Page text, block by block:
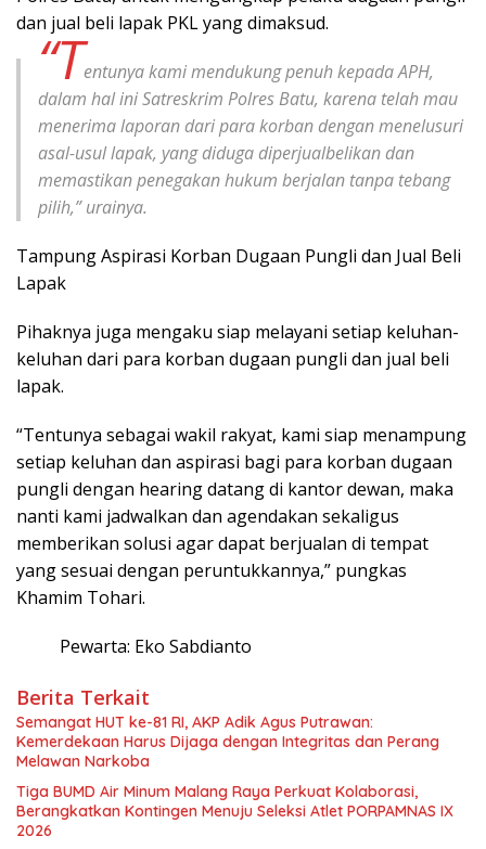
dan jual beli lapak PKL yang dimaksud.
“Tentunya kami mendukung penuh kepada APH,
dalam hal ini Satreskrim Polres Batu, karena telah mau
menerima laporan dari para korban dengan menelusuri
asal-usul lapak, yang diduga diperjualbelikan dan
memastikan penegakan hukum berjalan tanpa tebang
pilih,” urainya.
Tampung Aspirasi Korban Dugaan Pungli dan Jual Beli
Lapak
Pihaknya juga mengaku siap melayani setiap keluhan-
keluhan dari para korban dugaan pungli dan jual beli
lapak.
“Tentunya sebagai wakil rakyat, kami siap menampung
setiap keluhan dan aspirasi bagi para korban dugaan
pungli dengan hearing datang di kantor dewan, maka
nanti kami jadwalkan dan agendakan sekaligus
memberikan solusi agar dapat berjualan di tempat
yang sesuai dengan peruntukkannya,” pungkas
Khamim Tohari.
Pewarta: Eko Sabdianto
Berita Terkait
Semangat HUT ke-81 RI, AKP Adik Agus Putrawan:
Kemerdekaan Harus Dijaga dengan Integritas dan Perang
Melawan Narkoba
Tiga BUMD Air Minum Malang Raya Perkuat Kolaborasi,
Berangkatkan Kontingen Menuju Seleksi Atlet PORPAMNAS IX
2026